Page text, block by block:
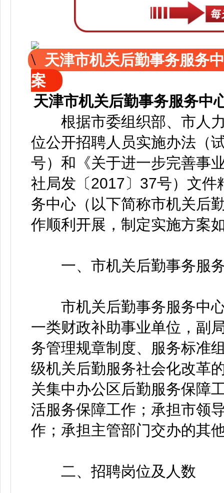
天津市机关后勤事务服务
案
天津市机关后勤事务服务中
根据市委组织部、市人力
位公开招聘人员实施办法（
号）和《关于进一步完善事
社局发〔2017〕37号）文件
务中心（以下简称市机关后
作顺利开展，制定实施方案
一、市机关后勤事务服
市机关后勤事务服务中心
一类财政补助事业单位，副
务管理规章制度、服务标准
级机关后勤服务社会化改革
关集中办公区后勤服务保障
活服务保障工作；承担市领
作；承担主管部门交办的其
二、招聘岗位及人数